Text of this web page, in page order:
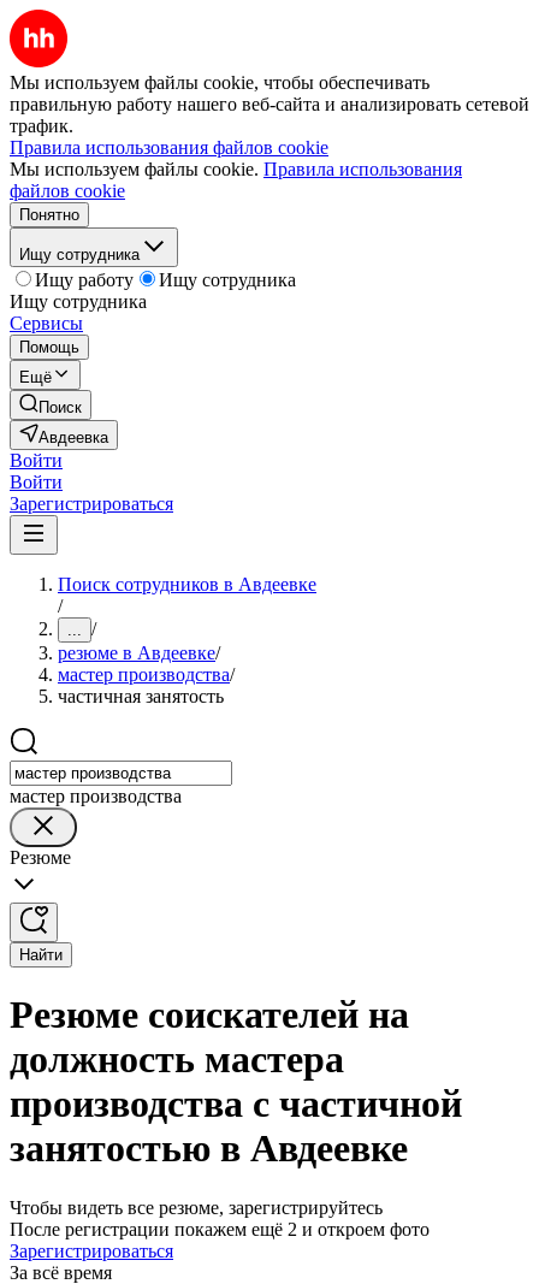
Мы используем файлы cookie, чтобы обеспечивать
правильную работу нашего веб-сайта и анализировать сетевой
трафик.
Правила использования файлов cookie
Мы используем файлы cookie. Правила использования
файлов cookie
Понятно
Ищу сотрудника
Ищу работу
Ищу сотрудника
Ищу сотрудника
Сервисы
Помощь
Ещё
Поиск
Авдеевка
Войти
Войти
Зарегистрироваться
Поиск сотрудников в Авдеевке
/
... /
резюме в Авдеевке/
мастер производства/
частичная занятость
мастер производства
Резюме
Найти
Резюме соискателей на
должность мастера
производства с частичной
занятостью в Авдеевке
Чтобы видеть все резюме, зарегистрируйтесь
После регистрации покажем ещё 2 и откроем фото
Зарегистрироваться
За всё время